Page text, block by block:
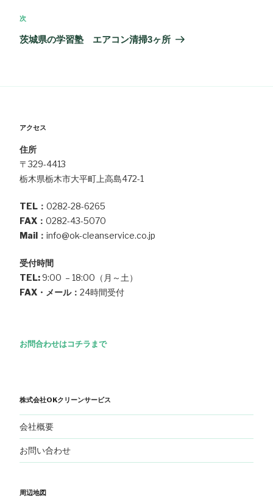
ー
稿
次
投
次
茨城県の学習塾 エアコン清掃3ヶ所
アクセス
住所
〒329-4413
栃木県栃木市大平町上高島472-1
TEL： 0282-28-6265
FAX： 0282-43-5070
Mail： info@ok-cleanservice.co.jp
受付時間
TEL:9:00 – 18:00（月～土）
FAX・メール： 24時間受付
お問合わせはコチラまで
株式会社OKクリーンサービス
会社概要
お問い合わせ
周辺地図